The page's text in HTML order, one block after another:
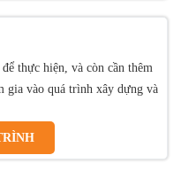
thực hiện, và còn cần thêm
gia vào quá trình xây dựng và